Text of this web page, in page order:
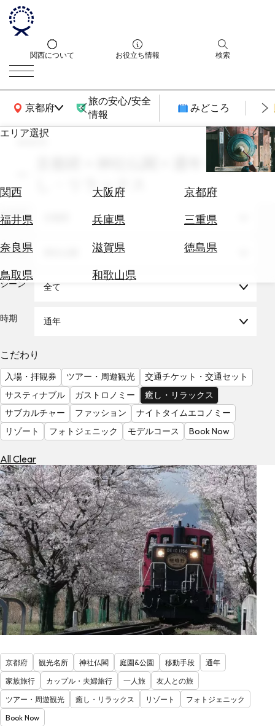
関西について お役立ち情報 検索
京都府
関西広域MAP
旅の安心/安全
情報
みどころ
エリア選択
関西 大阪府
京都府
福井県
兵庫県
三重県
奈良県
滋賀県
徳島県
鳥取県
和歌山県
エ
券
テ
を
る
気
を
見
る
search
京都府 × 神社仏閣 × 通年 × 癒
し・リラックス
エリア
テーマ
シーン 全て
時期 通年
こだわり
入場・拝観券 ツアー・周遊観光
交通チケット・交通セット
サスティナブル
ガストロノミー
癒し・リラックス
サブカルチャー
ファッション
ナイトタイムエコノミー
リゾート
フォトジェニック モデルコース Book Now
All Clear
京都府 観光名所 神社仏閣 庭園&公園 移動手段
通年
家族旅行
カップル・夫婦旅行 一人旅
友人との旅
ツアー・周遊観光
癒し・リラックス リゾート
フォトジェニック
Book Now